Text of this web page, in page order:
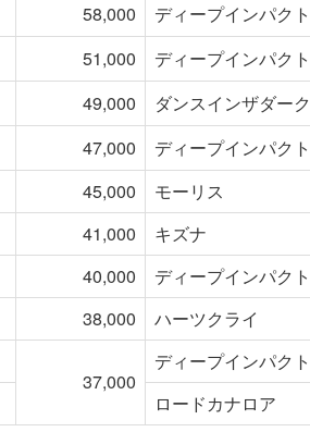
58,000 ディープインパクト
51,000 ディープインパクト
49,000 ダンスインザダーク
47,000 ディープインパクト
45,000 モーリス
41,000 キズナ
40,000 ディープインパクト
38,000 ハーツクライ
37,000
ディープインパクト
ロードカナロア